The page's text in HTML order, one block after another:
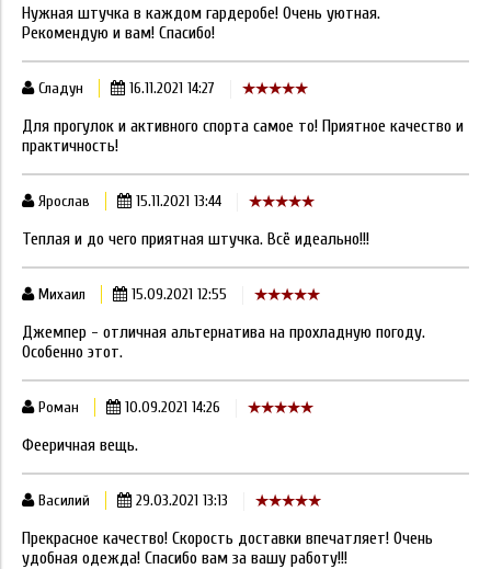
Нужная штучка в каждом гардеробе! Очень уютная.
Рекомендую и вам! Спасибо!
Сладун 16.11.2021 14:27
Для прогулок и активного спорта самое то! Приятное качество и
практичность!
Ярослав 15.11.2021 13:44
Теплая и до чего приятная штучка. Всё идеально!!!
Михаил 15.09.2021 12:55
Джемпер - отличная альтернатива на прохладную погоду.
Особенно этот.
Роман 10.09.2021 14:26
Фееричная вещь.
Василий 29.03.2021 13:13
Прекрасное качество! Скорость доставки впечатляет! Очень
удобная одежда! Спасибо вам за вашу работу!!!